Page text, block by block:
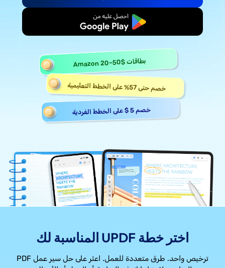
ابدأ مجانًا
بطاقاتAmazon 20–50$
خصم حتى 57% على الخطط التعليمية
خصم 5 $ على الخطط الفردية
اختر خطة UPDF المناسبة لك
ترخيص واحد. طرق متعددة للعمل. اعثر على حل سير عمل PDF